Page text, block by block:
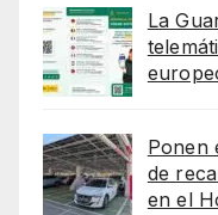
La
Ponen
de
en el